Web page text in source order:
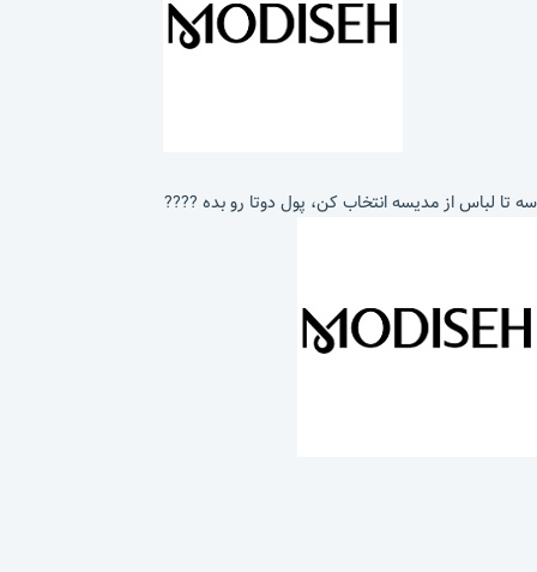
سه تا لباس از مدیسه انتخاب کن، پول دوتا رو بده ????